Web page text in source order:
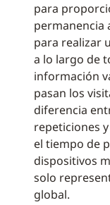
para
permanencia
para realizar
a lo largo de
información
pasan los
diferencia
repeticiones
el tiempo de
dispositivos
solo
global.